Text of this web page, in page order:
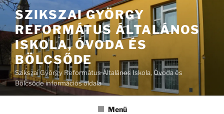
Tartalomhoz
SZIKSZAI GYÖRGY
REFORMÁTUS ÁLTALÁNOS
ISKOLA, ÓVODA ÉS
BÖLCSŐDE
Szikszai György Református Általános Iskola, Óvoda és
Bölcsőde információs oldala
Menü